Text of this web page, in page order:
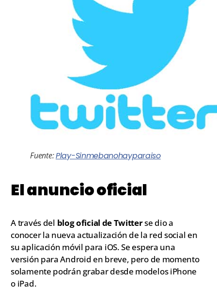
Fuente:Play-Sinmebanohayparaiso
El anuncio oficial
A través del blog oficial de Twitterse dio a
conocer la nueva actualización de la red social en
su aplicación móvil para iOS. Se espera una
versión para Android en breve, pero de momento
solamente podrán grabar desde modelos iPhone
o iPad.